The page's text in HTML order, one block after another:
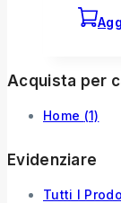
Acquista per
Home (1)
Evidenziare
Tutti I